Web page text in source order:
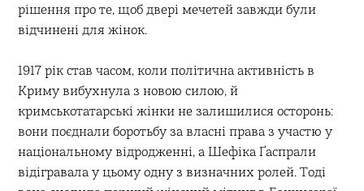
рішення про те, щоб двері мечетей завжди були
відчинені для жінок.
1917 рік став часом, коли політична активність в
Криму вибухнула з новою силою, й
кримськотатарські жінки не залишилися осторонь:
вони поєднали боротьбу за власні права з участю у
національному відродженні, а Шефіка Ґаспрали
відігравала у цьому одну з визначних ролей. Тоді